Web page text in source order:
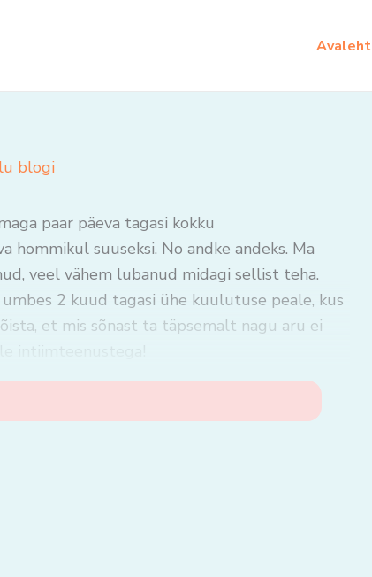
Avaleht
blogi
paar päeva tagasi kokku
suuseksi. No andke andeks. Ma
veel vähem lubanud midagi sellist teha.
2 kuud tagasi ühe kuulutuse peale, kus
et mis sõnast ta täpsemalt nagu aru ei